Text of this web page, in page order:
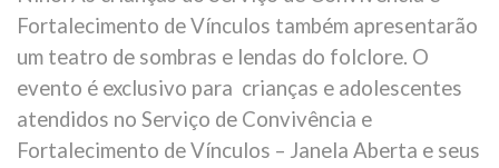
Fortalecimento de Vínculos também apresentarão
um teatro de sombras e lendas do folclore. O
evento é exclusivo para crianças e adolescentes
atendidos no Serviço de Convivência e
Fortalecimento de Vínculos – Janela Aberta e seus